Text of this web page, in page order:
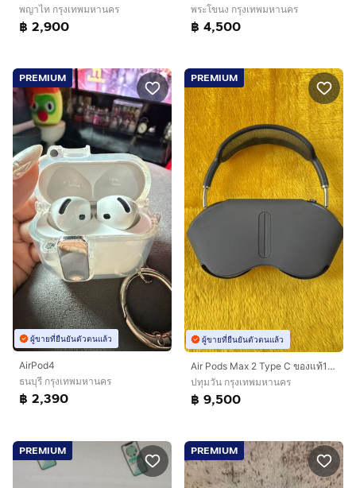
พญาไท กรุงเทพมหานคร
฿ 2,900
พระโขนง กรุงเทพมหานคร
฿ 4,500
PREMIUM
ผู้ขายที่ยืนยันตัวตนแล้ว
AirPod4
ธนบุรี กรุงเทพมหานคร
฿ 2,390
PREMIUM
ผู้ขายที่ยืนยันตัวตนแล้ว
Air Pods Max 2 Type C ของแท้100%
ปทุมวัน กรุงเทพมหานคร
฿ 9,500
PREMIUM PREMIUM